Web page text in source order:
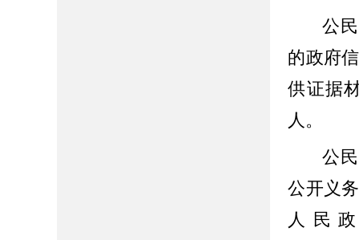
公
的政府
供证据
人。
公
公开义
人民